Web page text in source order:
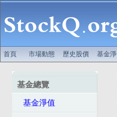
首頁 市場動態 歷史股價 基金
基金總覽
基金淨值